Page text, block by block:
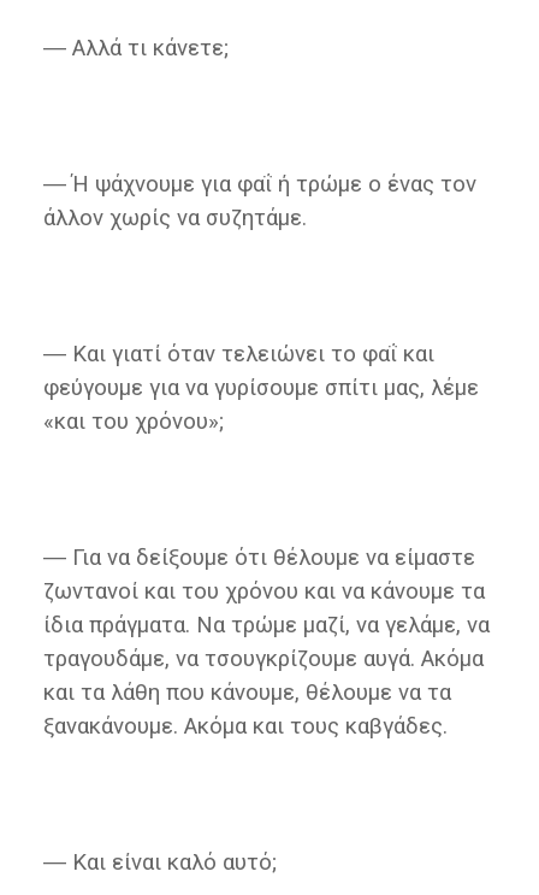
― Αλλά τι κάνετε;
― Ή ψάχνουμε για φαΐ ή τρώμε ο ένας τον
άλλον χωρίς να συζητάμε.
― Και γιατί όταν τελειώνει το φαΐ και
φεύγουμε για να γυρίσουμε σπίτι μας, λέμε
«και του χρόνου»;
― Για να δείξουμε ότι θέλουμε να είμαστε
ζωντανοί και του χρόνου και να κάνουμε τα
ίδια πράγματα. Να τρώμε μαζί, να γελάμε, να
τραγουδάμε, να τσουγκρίζουμε αυγά. Ακόμα
και τα λάθη που κάνουμε, θέλουμε να τα
ξανακάνουμε. Ακόμα και τους καβγάδες.
― Και είναι καλό αυτό;